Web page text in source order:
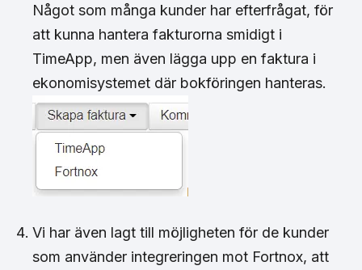
Något som många kunder har efterfrågat, för
att kunna hantera fakturorna smidigt i
TimeApp, men även lägga upp en faktura i
ekonomisystemet där bokföringen hanteras.
Vi har även lagt till möjligheten för de kunder
som använder integreringen mot Fortnox, att